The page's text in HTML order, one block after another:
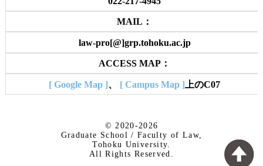
MAIL：
law-pro[@]grp.tohoku.ac.jp
ACCESS MAP：
[ Google Map ]、 [ Campus Map ] 上のC07
© 2020-2026
Graduate School / Faculty of Law,
Tohoku University.
All Rights Reserved.